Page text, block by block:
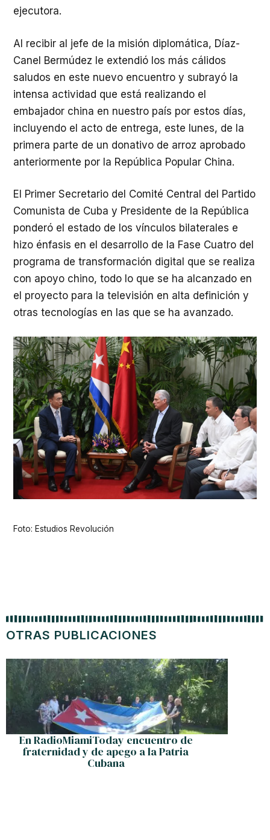
ejecutora.
Al recibir al jefe de la misión diplomática, Díaz-
Canel Bermúdez le extendió los más cálidos
saludos en este nuevo encuentro y subrayó la
intensa actividad que está realizando el
embajador china en nuestro país por estos días,
incluyendo el acto de entrega, este lunes, de la
primera parte de un donativo de arroz aprobado
anteriormente por la República Popular China.
El Primer Secretario del Comité Central del Partido
Comunista de Cuba y Presidente de la República
ponderó el estado de los vínculos bilaterales e
hizo énfasis en el desarrollo de la Fase Cuatro del
programa de transformación digital que se realiza
con apoyo chino, todo lo que se ha alcanzado en
el proyecto para la televisión en alta definición y
otras tecnologías en las que se ha avanzado.
Foto: Estudios Revolución
OTRAS PUBLICACIONES
En RadioMiamiToday encuentro de
fraternidad y de apego a la Patria
Cubana